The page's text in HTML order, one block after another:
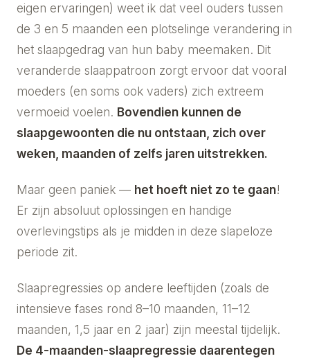
eigen ervaringen) weet ik dat veel ouders tussen
de 3 en 5 maanden een plotselinge verandering in
het slaapgedrag van hun baby meemaken. Dit
veranderde slaappatroon zorgt ervoor dat vooral
moeders (en soms ook vaders) zich extreem
vermoeid voelen. Bovendien kunnen de
slaapgewoonten die nu ontstaan, zich over
weken, maanden of zelfs jaren uitstrekken.
Maar geen paniek — het hoeft niet zo te gaan!
Er zijn absoluut oplossingen en handige
overlevingstips als je midden in deze slapeloze
periode zit.
Slaapregressies op andere leeftijden (zoals de
intensieve fases rond 8–10 maanden, 11–12
maanden, 1,5 jaar en 2 jaar) zijn meestal tijdelijk.
De 4-maanden-slaapregressie daarentegen